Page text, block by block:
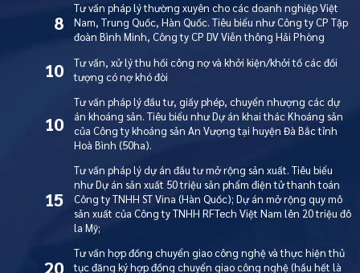
8
Tư vấn pháp lý thường xuyên cho các doanh nghiệp Việt
Nam, Trung Quốc, Hàn Quốc. Tiêu biểu như Công ty CP Tập
đoàn Bình Minh, Công ty CP DV Viễn thông Hải Phòng
10
Tư vấn, xử lý thu hồi công nợ và khởi kiện/khởi tố các đối
tượng có nợ khó đòi
10
Tư vấn pháp lý đầu tư, giấy phép, chuyển nhượng các dự
án khoáng sản. Tiêu biểu như Dự án khai thác Khoáng sản
của Công ty khoáng sản An Vượng tại huyện Đà Bắc tỉnh
Hoà Bình (50ha).
15
Tư vấn pháp lý dự án đầu tư mở rộng sản xuất. Tiêu biểu
như Dự án sản xuất 50 triệu sản phẩm điện tử thanh toán
Công ty TNHH ST Vina (Hàn Quốc); Dự án mở rộng quy mô
sản xuất của Công ty TNHH RFTech Việt Nam lên 20 triệu đô
la Mỹ;
20
Tư vấn hợp đồng chuyển giao công nghệ và thực hiện thủ
tục đăng ký hợp đồng chuyển giao công nghệ (hầu hết là